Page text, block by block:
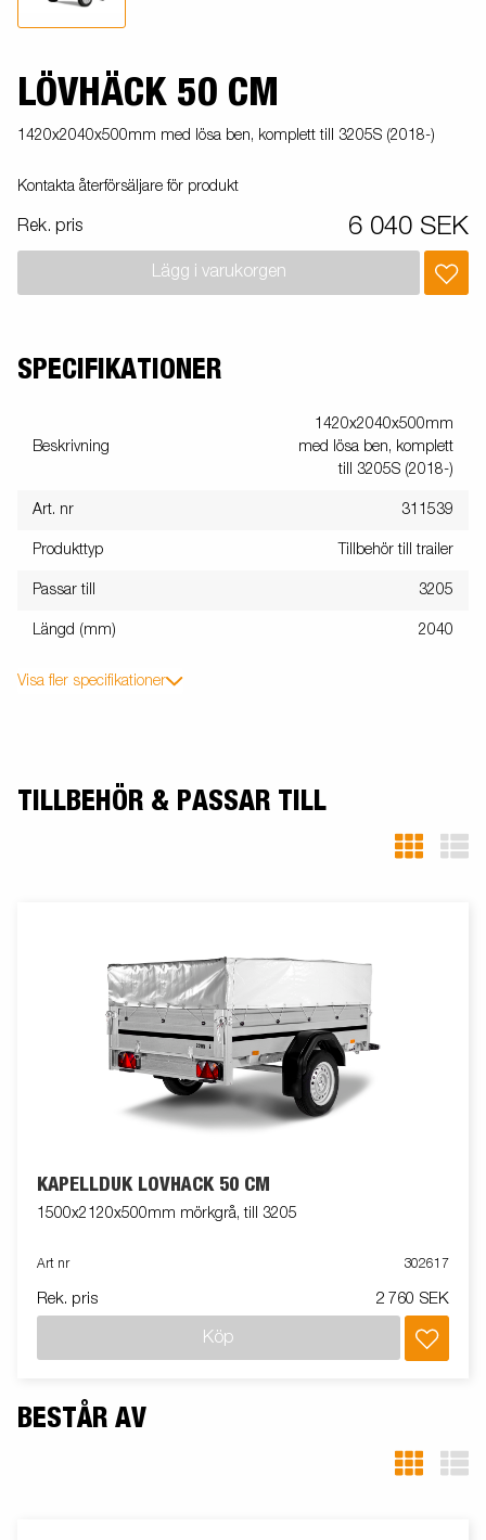
LÖVHÄCK 50 CM
1420x2040x500mm med lösa ben, komplett till 3205S (2018-)
Kontakta återförsäljare för produkt
Rek. pris 6 040 SEK
Lägg i varukorgen
SPECIFIKATIONER
Beskrivning
1420x2040x500mm
med lösa ben, komplett
till 3205S (2018-)
Art. nr 311539
Produkttyp Tillbehör till trailer
Passar till 3205
Längd (mm) 2040
Visa fler specifikationer
TILLBEHÖR & PASSAR TILL
KAPELLDUK LÖVHÄCK 50 CM
1500x2120x500mm mörkgrå, till 3205
Art nr 302617
Rek. pris 2 760 SEK
Köp
BESTÅR AV